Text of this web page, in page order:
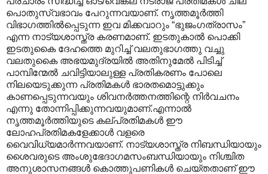
പൊതുസ്വഭാവം പേറുന്നവയാണ്. നൃത്തമൂര്‍ത്തി
വിഭാഗത്തില്‍പ്പെടുന്ന ഇവ മിക്കവാറും “ഭുജംഗത്രാസം”
എന്ന നാട്യശാസ്ത്ര കരണമാണ്. ഇടതുകാല്‍ പൊക്കി
ഇടതുകൈ ദേഹത്തെ മുറിച്ച് വലതുഭാഗത്തു വച്ചു
വല‍തുകൈ അഭയമുദ്രയില്‍ അതിനുമേല്‍ പിടിച്ച്
പാമ്പിന്മേല്‍ ചവിട്ടിയാലുള്ള പ്രതികരണം പോലെ
നിലയെടുക്കുന്ന പ്രതിമകള്‍ ഭാരതമൊട്ടുക്കും
കാണപ്പെടുന്നവയും ശിവനര്‍ത്തനത്തിന്റെ നിര്‍വചനം
എന്നു തോന്നിപ്പിക്കുന്നവയുമാണ്.എന്നാല്‍
നൃത്തമൂര്‍ത്തിയുടെ കല്പ്രതിമകള്‍ ഈ
ലോഹപ്രതിമകളേക്കാള്‍ വളരെ
വൈവിധ്യമാര്‍ന്നവയാണ്. നാട്യശാസ്ത്ര നിബന്ധിയായും
ശൈവരുടെ അംശുഭേദാഗമസംബന്ധിയായും നിശ്ചിത
അനുശാസനങ്ങള്‍ കൊത്തുപണികള്‍ ചെയ്തതാണ് ഈ